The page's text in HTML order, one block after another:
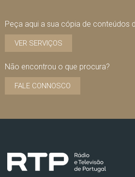
Peça aqui a sua cópia de conteúdos
VER SERVIÇOS
Não encontrou o que procura?
FALE CONNOSCO